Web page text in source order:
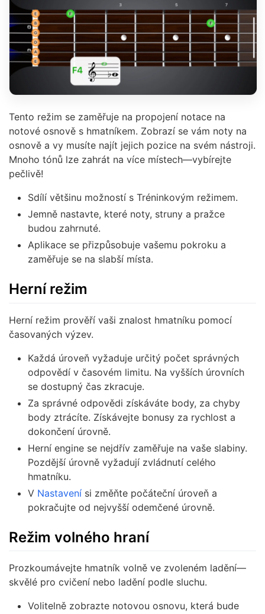
Tento režim se zaměřuje na propojení notace na
notové osnově s hmatníkem. Zobrazí se vám noty na
osnově a vy musíte najít jejich pozice na svém nástroji.
Mnoho tónů lze zahrát na více místech—vybírejte
pečlivě!
Sdílí většinu možností s Tréninkovým režimem.
Jemně nastavte, které noty, struny a pražce
budou zahrnuté.
Aplikace se přizpůsobuje vašemu pokroku a
zaměřuje se na slabší místa.
Herní režim
Herní režim prověří vaši znalost hmatníku pomocí
časovaných výzev.
Každá úroveň vyžaduje určitý počet správných
odpovědí v časovém limitu. Na vyšších úrovních
se dostupný čas zkracuje.
Za správné odpovědi získáváte body, za chyby
body ztrácíte. Získávejte bonusy za rychlost a
dokončení úrovně.
Herní engine se nejdřív zaměřuje na vaše slabiny.
Pozdější úrovně vyžadují zvládnutí celého
hmatníku.
V Nastavení si změňte počáteční úroveň a
pokračujte od nejvyšší odemčené úrovně.
Režim volného hraní
Prozkoumávejte hmatník volně ve zvoleném ladění—
skvělé pro cvičení nebo ladění podle sluchu.
Volitelně zobrazte notovou osnovu, která bude